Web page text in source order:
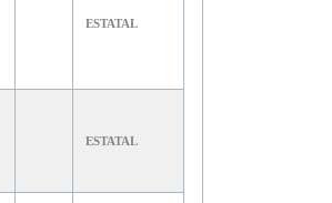
ESTATAL
ESTATAL